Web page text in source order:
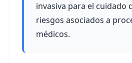
invasiva para el cuidado
riesgos asociados a
médicos.